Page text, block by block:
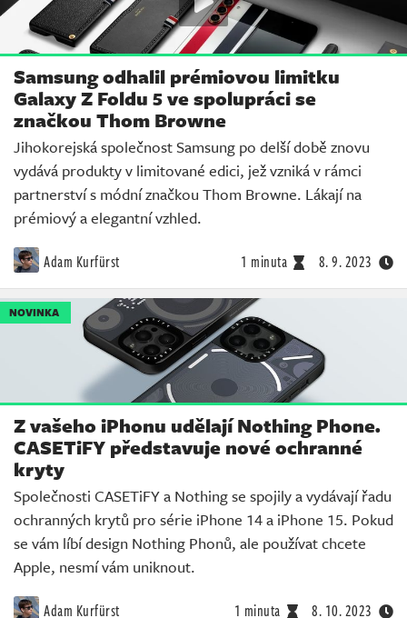
Samsung odhalil prémiovou limitku
Galaxy Z Foldu 5 ve spolupráci se
značkou Thom Browne
Jihokorejská společnost Samsung po delší době znovu
vydává produkty v limitované edici, jež vzniká v rámci
partnerství s módní značkou Thom Browne. Lákají na
prémiový a elegantní vzhled.
Adam Kurfürst 1 minuta 8. 9. 2023
NOVINKA
Z vašeho iPhonu udělají Nothing Phone.
CASETiFY představuje nové ochranné
kryty
Společnosti CASETiFY a Nothing se spojily a vydávají řadu
ochranných krytů pro série iPhone 14 a iPhone 15. Pokud
se vám líbí design Nothing Phonů, ale používat chcete
Apple, nesmí vám uniknout.
Adam Kurfürst 1 minuta 8. 10. 2023